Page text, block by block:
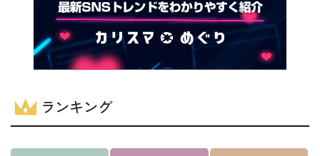
ランキング